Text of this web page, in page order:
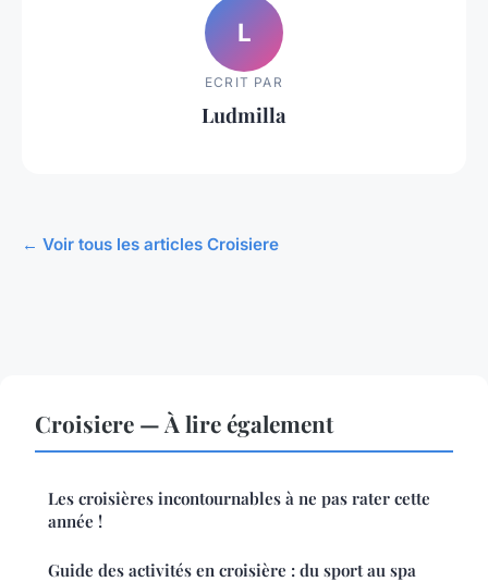
L
ECRIT PAR
Ludmilla
← Voir tous les articles Croisiere
Croisiere — À lire également
Les croisières incontournables à ne pas rater cette
année !
Guide des activités en croisière : du sport au spa